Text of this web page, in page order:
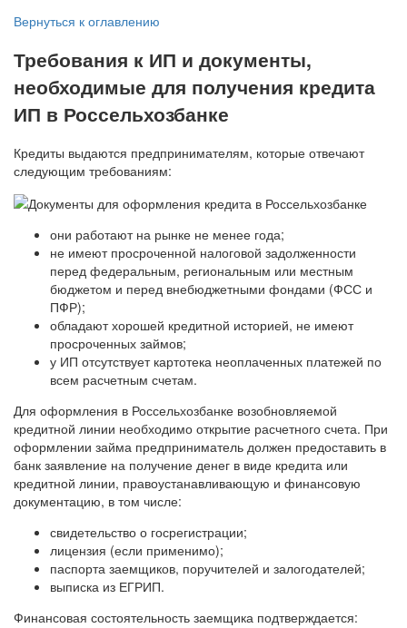
Вернуться к оглавлению
Требования к ИП и документы,
необходимые для получения кредита
ИП в Россельхозбанке
Кредиты выдаются предпринимателям, которые отвечают
следующим требованиям:
они работают на рынке не менее года;
не имеют просроченной налоговой задолженности
перед федеральным, региональным или местным
бюджетом и перед внебюджетными фондами (ФСС и
ПФР);
обладают хорошей кредитной историей, не имеют
просроченных займов;
у ИП отсутствует картотека неоплаченных платежей по
всем расчетным счетам.
Для оформления в Россельхозбанке возобновляемой
кредитной линии необходимо открытие расчетного счета. При
оформлении займа предприниматель должен предоставить в
банк заявление на получение денег в виде кредита или
кредитной линии, правоустанавливающую и финансовую
документацию, в том числе:
свидетельство о госрегистрации;
лицензия (если применимо);
паспорта заемщиков, поручителей и залогодателей;
выписка из ЕГРИП.
Финансовая состоятельность заемщика подтверждается: